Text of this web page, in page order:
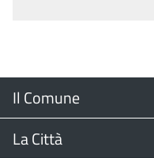
Menu
Footer
Il Comune
Il Sindaco
La Città